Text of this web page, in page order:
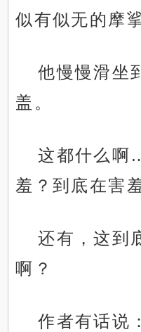
似有似无的摩挲
他慢慢滑坐
盖。
这都什么
羞？到底在害
还有，这
啊？
作者有话说：